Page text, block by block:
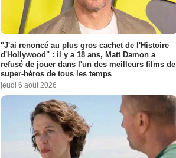
"J'ai renoncé au plus gros cachet de l'Histoire
d'Hollywood" : il y a 18 ans, Matt Damon a
refusé de jouer dans l'un des meilleurs films de
super-héros de tous les temps
jeudi 6 août 2026